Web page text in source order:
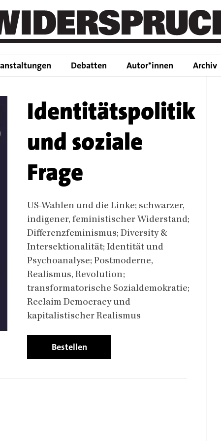
Main
Debatten Autor*innen Archiv
Identitätspolitik
und soziale
Frage
Body
US-Wahlen und die Linke; schwarzer,
indigener, feministischer Widerstand;
Differenzfeminismus; Diversity &
Intersektionalität; Identität und
Psychoanalyse; Postmoderne,
Realismus, Revolution;
transformatorische Sozialdemokratie;
Reclaim Democracy und
kapitalistischer Realismus
Bestellen